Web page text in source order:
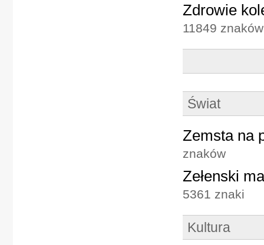
Zdrowie
11849 znaków
Świat
Zemsta na
znaków
Zełenski
5361 znaki
Kultura